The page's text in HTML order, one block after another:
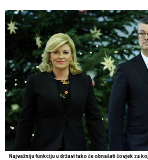
Najvažniju funkciju u državi tako će obnašati čovjek za